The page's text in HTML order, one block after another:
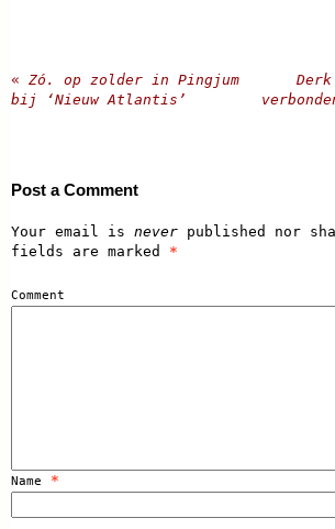
« Zó. op zolder in Pingjum
bij ‘Nieuw Atlantis’
Post a Comment
Your email is never published nor
fields are marked *
Comment
Name *